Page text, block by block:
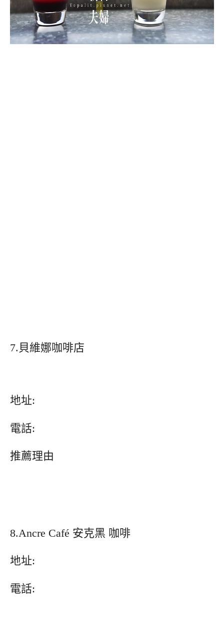
7.貝維娜咖啡店
地址:
電話:
推薦理由
8.Ancre Café 安克黑 咖啡
地址:
電話: